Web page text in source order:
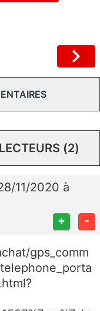
(2)
11/2020 à
+ -
gps_comm